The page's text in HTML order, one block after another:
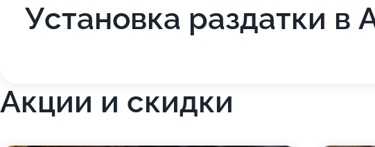
Установка раздатки в
Акции и скидки